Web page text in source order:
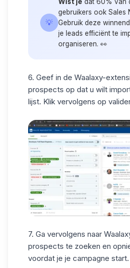
💡
gebruikers ook Sales
Gebruik deze
je leads efficiënt te
organiseren. 👀
6. Geef in de Waalaxy-
prospects op dat u wilt
lijst. Klik vervolgens op
7. Ga vervolgens naar
prospects te zoeken en
voordat je je campagne start.